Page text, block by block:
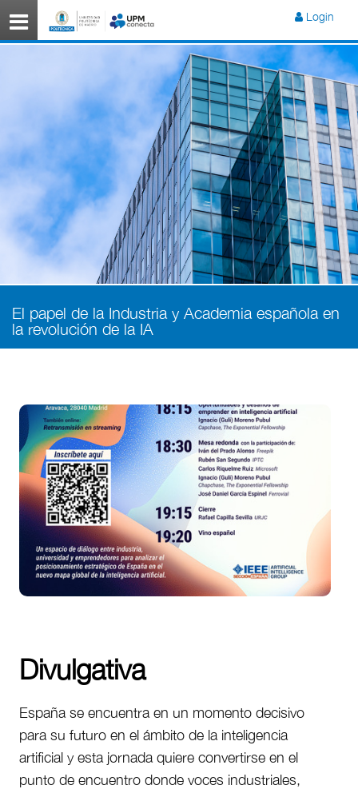
Menú Login
El papel de la Industria y Academia española en
la revolución de la IA
Divulgativa
España se encuentra en un momento decisivo
para su futuro en el ámbito de la inteligencia
artificial y esta jornada quiere convertirse en el
punto de encuentro donde voces industriales,